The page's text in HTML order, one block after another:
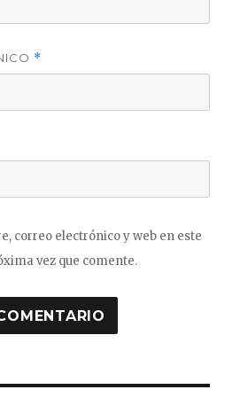
*
correo electrónico y web en este
vez que comente.